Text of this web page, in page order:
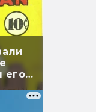
его